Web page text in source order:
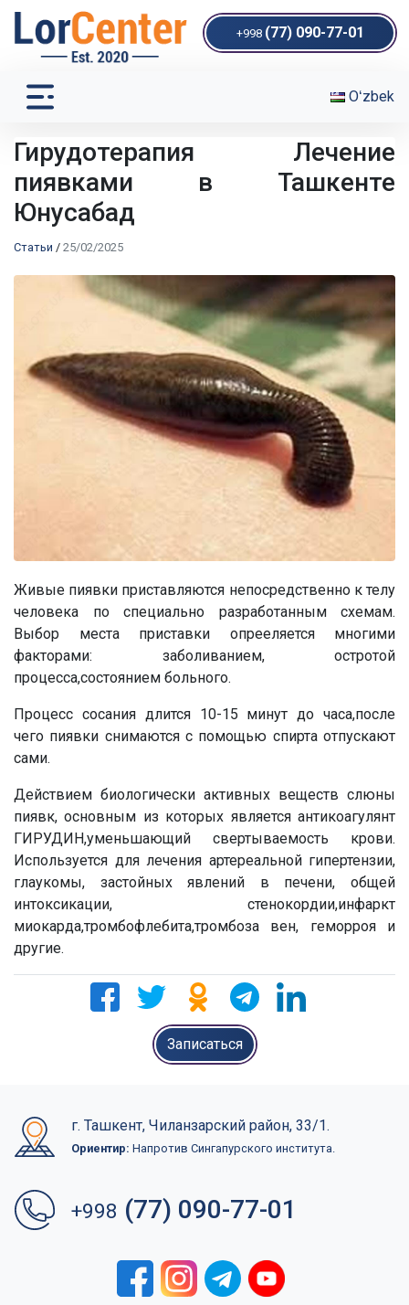
+998 (77) 090-77-01
Oʻzbek
Гирудотерапия Лечение
пиявками в Ташкенте
Юнусабад
Статьи / 25/02/2025
Живые пиявки приставляются непосредственно к телу
человека по специально разработанным схемам.
Выбор места приставки опрееляется многими
факторами: заболиванием, остротой
процесса,состоянием больного.
Процесс сосания длится 10-15 минут до часа,после
чего пиявки снимаются с помощью спирта отпускают
сами.
Действием биологически активных веществ слюны
пиявк, основным из которых является антикоагулянт
ГИРУДИН,уменьшающий свертываемость крови.
Используется для лечения артереальной гипертензии,
глаукомы, застойных явлений в печени, общей
интоксикации, стенокордии,инфаркт
миокарда,тромбофлебита,тромбоза вен, геморроя и
другие.
Записаться
г. Ташкент, Чиланзарский район, 33/1.
Ориентир: Напротив Сингапурского института.
+998 (77) 090-77-01